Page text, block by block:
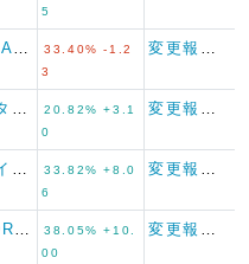
5
33.40% -1.2
3
20.82% +3.1
0
33.82% +8.0
6
38.05% +10.
00